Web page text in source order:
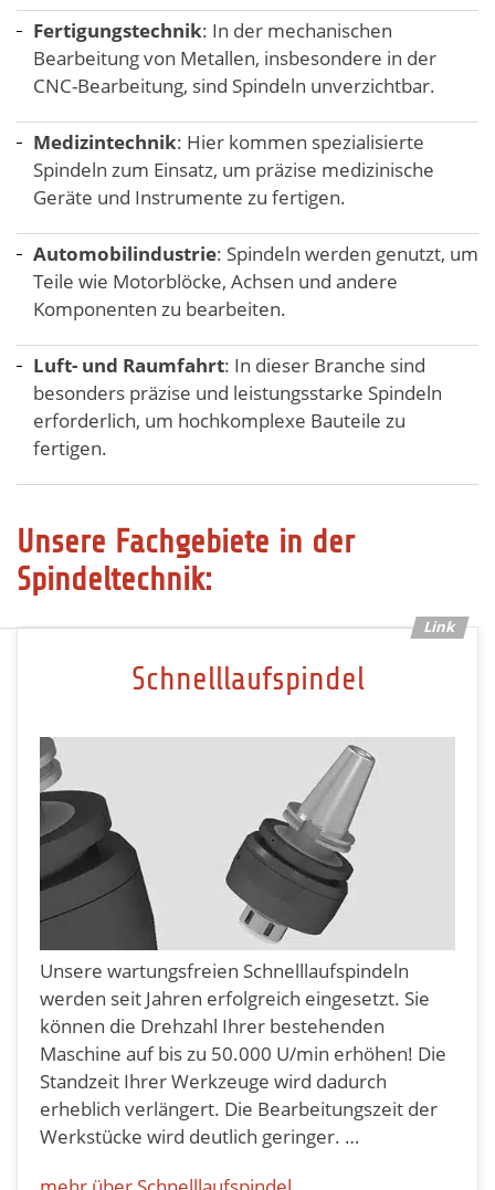
Fertigungstechnik: In der mechanischen
Bearbeitung von Metallen, insbesondere in der
CNC-Bearbeitung, sind Spindeln unverzichtbar.
Medizintechnik: Hier kommen spezialisierte
Spindeln zum Einsatz, um präzise medizinische
Geräte und Instrumente zu fertigen.
Automobilindustrie: Spindeln werden genutzt, um
Teile wie Motorblöcke, Achsen und andere
Komponenten zu bearbeiten.
Luft- und Raumfahrt: In dieser Branche sind
besonders präzise und leistungsstarke Spindeln
erforderlich, um hochkomplexe Bauteile zu
fertigen.
Unsere Fachgebiete in der
Spindeltechnik:
Schnelllaufspindel
Unsere wartungsfreien Schnelllaufspindeln
werden seit Jahren erfolgreich eingesetzt. Sie
können die Drehzahl Ihrer bestehenden
Maschine auf bis zu 50.000 U/min erhöhen! Die
Standzeit Ihrer Werkzeuge wird dadurch
erheblich verlängert. Die Bearbeitungszeit der
Werkstücke wird deutlich geringer. …